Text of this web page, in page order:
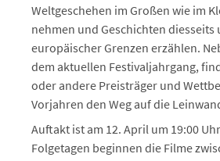
Weltgeschehen im Großen wie im
nehmen und Geschichten diesseits
europäischer Grenzen erzählen.
dem aktuellen Festivaljahrgang,
oder andere Preisträger und
Vorjahren den Weg auf die
Auftakt ist am 12. April um 19:00
Folgetagen beginnen die Filme